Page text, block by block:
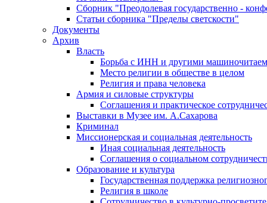
Сборник "Преодолевая государственно -
Статьи сборника "Пределы светскости"
Документы
Архив
Власть
Борьба с ИНН и другими
Место религии в обществе в целом
Религия и права человека
Армия и силовые структуры
Соглашения и практическое
Выставки в Музее им. А.Сахарова
Криминал
Миссионерская и социальная деятельность
Иная социальная деятельность
Соглашения о социальном
Образование и культура
Государственная поддержка
Религия в школе